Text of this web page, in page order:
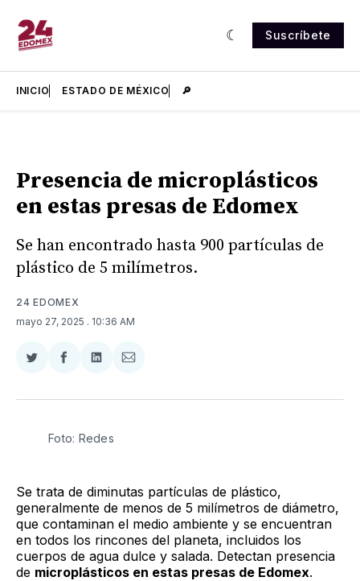
Suscríbete
INICIO ESTADO DE MÉXICO 🔎
Presencia de microplásticos
en estas presas de Edomex
Se han encontrado hasta 900 partículas de
plástico de 5 milímetros.
24 EDOMEX
mayo 27, 2025 . 10:36 AM
Compartir
Twitter
Compartir
Facebook
Compartir
LinkedIn
Compartir
Email
Foto: Redes
Se trata de diminutas partículas de plástico,
generalmente de menos de 5 milímetros de diámetro,
que contaminan el medio ambiente y se encuentran
en todos los rincones del planeta, incluidos los
cuerpos de agua dulce y salada. Detectan presencia
de microplásticos en estas presas de Edomex.